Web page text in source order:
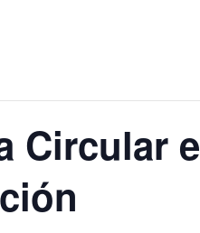
Circular